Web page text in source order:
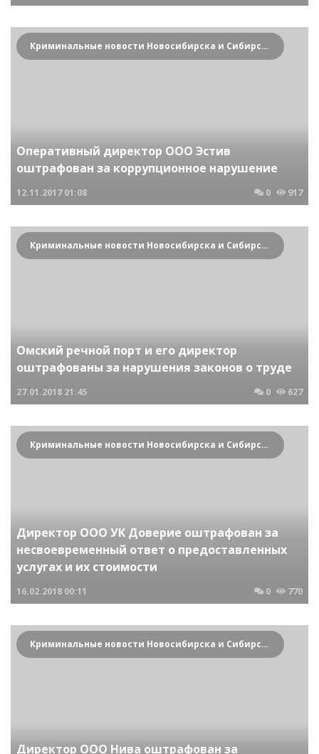
Криминальные новости Новосибирска и Сибирского региона
Оперативный директор ООО Эстив
оштрафован за коррупционное нарушение
12.11.2017 01:08 0 917
Криминальные новости Новосибирска и Сибирского региона
Омский речной порт и его директор
оштрафованы за нарушения законов о труде
27.01.2018 21:45 0 627
Криминальные новости Новосибирска и Сибирского региона
Директор ООО УК Доверие оштрафован за
несвоевременный ответ о предоставленных
услугах и их стоимости
16.02.2018 00:11 0 770
Криминальные новости Новосибирска и Сибирского региона
Директор ООО Нива оштрафован за